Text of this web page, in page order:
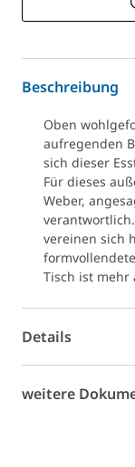
Beschreibung
Oben
aufregenden
sich dieser
Für dieses
Weber,
vereinen sich
Tisch ist mehr
Details
weitere